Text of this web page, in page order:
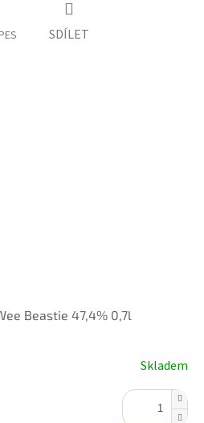
SDÍLET
Beastie 47,4% 0,7l
Skladem